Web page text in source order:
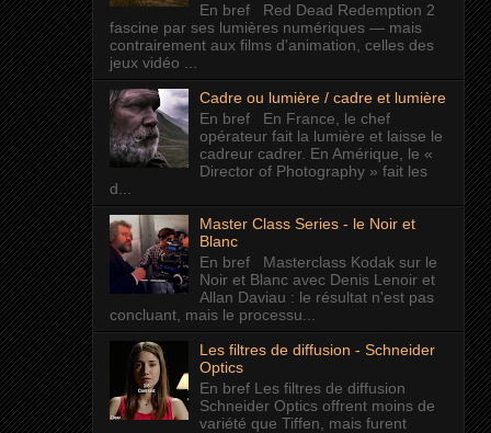
En bref Red Dead Redemption 2
fascine par ses lumières numériques — mais
contrairement aux films d'animation, celles des
jeux vidéo ...
Cadre ou lumière / cadre et lumière
En bref En France, le chef
opérateur fait la lumière et laisse le
cadreur cadrer. En Amérique, le «
Director of Photography » fait les
d...
Master Class Series - le Noir et
Blanc
En bref Masterclass Kodak sur le
Noir et Blanc avec Denis Lenoir et
Allan Daviau : le résultat n'est pas
concluant, mais le processu...
Les filtres de diffusion - Schneider
Optics
En bref Les filtres de diffusion
Schneider Optics offrent moins de
variété que Tiffen, mais furent